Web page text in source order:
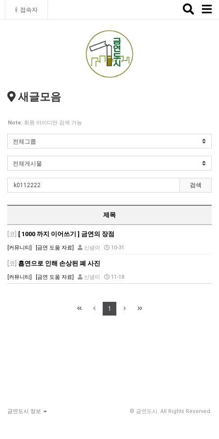
접속자
Toggle
새글모음
Note: 회원 아이디만 검색 가능
검색
제목
[코] [ 1000 까지 이어쓰기 ] 금연의 장점
[커뮤니티] [금연 도움 자료] 신념이 10-31
[코] 흡연으로 인해 손상된 폐 사진
[커뮤니티] [금연 도움 자료] 신념이 11-18
1
금연도시 정보 © 금연도시. All Rights Reserved.